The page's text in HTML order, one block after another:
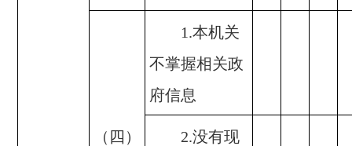
（四）
1.本机关
不掌握相关政
府信息
2.没有现